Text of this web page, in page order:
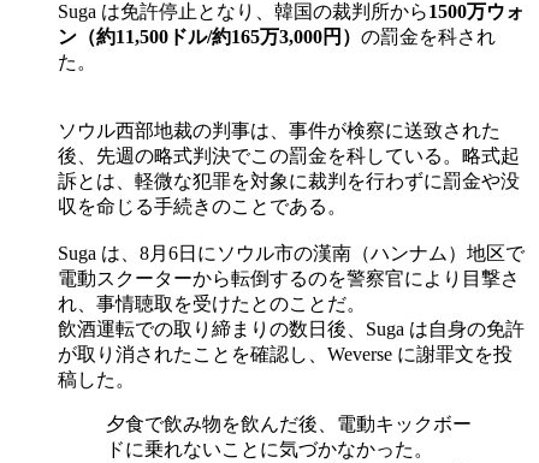
Suga は免許停止となり、韓国の裁判所から1500万ウォ
ン（約11,500ドル/約165万3,000円） の罰金を科され
た。
ソウル西部地裁の判事は、事件が検察に送致された
後、先週の略式判決でこの罰金を科している。略式起
訴とは、軽微な犯罪を対象に裁判を行わずに罰金や没
収を命じる手続きのことである。
Suga は、8月6日にソウル市の漢南（ハンナム）地区で
電動スクーターから転倒するのを警察官により目撃さ
れ、事情聴取を受けたとのことだ。
飲酒運転での取り締まりの数日後、Suga は自身の免許
が取り消されたことを確認し、Weverse に謝罪文を投
稿した。
夕食で飲み物を飲んだ後、電動キックボー
ドに乗れないことに気づかなかった。